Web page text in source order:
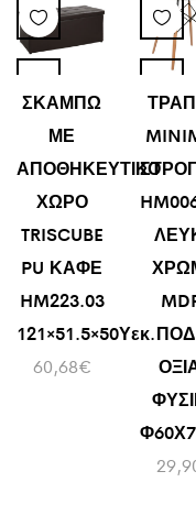
ΣΚΑΜΠΩ
ΜΕ
ΑΠΟΘΗΚΕΥΤΙΚΟ
ΧΩΡΟ
TRISCUBE
PU ΚΑΦΕ
HM223.03
121×51.5×50Υεκ.
60,68€